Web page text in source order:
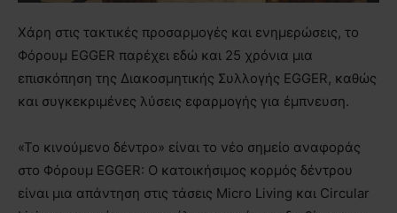
Χάρη στις τακτικές προσαρμογές και ενημερώσεις, το
Φόρουμ EGGER παρέχει εδώ και 25 χρόνια μια
επισκόπηση της Διακοσμητικής Συλλογής EGGER, καθώς
και συγκεκριμένες λύσεις εφαρμογής για έμπνευση.
«Το κινούμενο δέντρο» είναι το νέο σημείο αναφοράς
στο Φόρουμ EGGER: Ο κατοικήσιμος κορμός δέντρου
είναι μια απάντηση στις τάσεις Micro Living και Circular